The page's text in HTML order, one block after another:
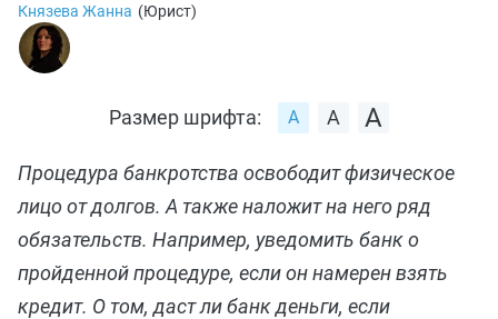
Князева Жанна (Юрист)
Размер шрифта:
Процедура банкротства освободит физическое
лицо от долгов. А также наложит на него ряд
обязательств. Например, уведомить банк о
пройденной процедуре, если он намерен взять
кредит. О том, даст ли банк деньги, если